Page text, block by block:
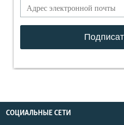
СОЦИАЛЬНЫЕ СЕТИ